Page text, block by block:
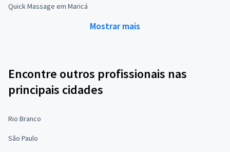
Quick Massage em Maricá
Mostrar mais
Encontre outros profissionais nas
principais cidades
Rio Branco
São Paulo